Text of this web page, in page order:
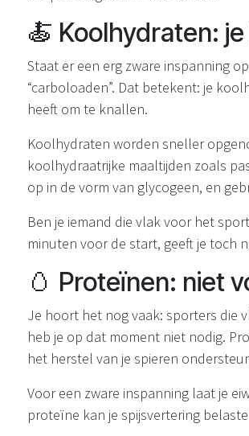
🍝 Koolhydraten:
Staat er een erg zware inspanning
“carboloaden”. Dat betekent: je
heeft om te knallen.
Koolhydraten worden sneller
koolhydraatrijke maaltijden zoals
op in de vorm van glycogeen, en
Ben je iemand die vlak voor het
minuten voor de start, geeft je toch
🥚 Proteïnen: niet
Je hoort het nog vaak: sporters die
heb je op dat moment niet nodig.
het herstel van je spieren
Voor een zware inspanning laat je
proteïne kan je spijsvertering